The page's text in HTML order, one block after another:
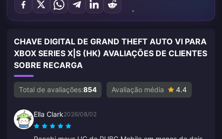
CHAVE DIGITAL DE GRAND THEFT AUTO VI PARA
XBOX SERIES X|S (HK) AVALIAÇÕES DE CLIENTES
SOBRE RECARGA
Total de avaliações:854 Avaliação média 4.4
Ella Clark2026/08/02